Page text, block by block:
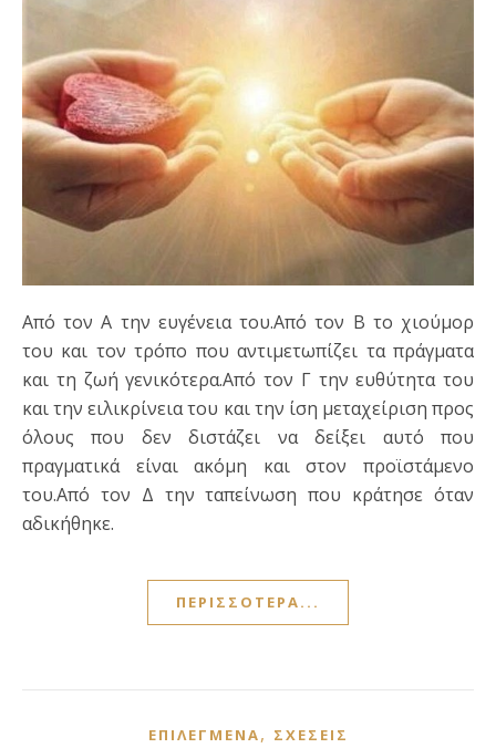
Από τον Α την ευγένεια του.Από τον Β το χιούμορ
του και τον τρόπο που αντιμετωπίζει τα πράγματα
και τη ζωή γενικότερα.Από τον Γ την ευθύτητα του
και την ειλικρίνεια του και την ίση μεταχείριση προς
όλους που δεν διστάζει να δείξει αυτό που
πραγματικά είναι ακόμη και στον προϊστάμενο
του.Από τον Δ την ταπείνωση που κράτησε όταν
αδικήθηκε.
ΠΕΡΙΣΣΌΤΕΡΑ...
ΕΠΙΛΕΓΜΈΝΑ, ΣΧΈΣΕΙΣ